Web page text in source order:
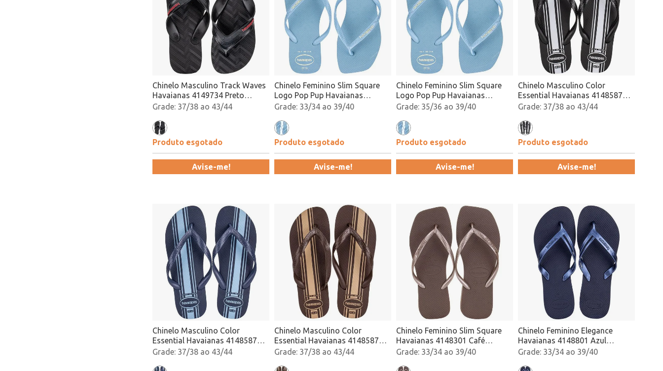
Chinelo Masculino Track Waves
Havaianas 4149734 Preto
Atacado37/38 ao 43/44
Produto esgotado
Avise-me!
Chinelo Feminino Slim Square
Logo Pop Pup Havaianas
4148959 Azul Atacado
33/34 ao 39/40
Produto esgotado
Avise-me!
Chinelo Feminino Slim Square
Logo Pop Pup Havaianas
4148959 Azul Atacado
35/36 ao 39/40
Produto esgotado
Avise-me!
Chinelo Masculino Color
Essential Havaianas 4148587
Preto/Cinza Atacado
37/38 ao 43/44
Produto esgotado
Avise-me!
Chinelo Masculino Color
Essential Havaianas 4148587
Marinho Atacado
37/38 ao 43/44
Chinelo Masculino Color
Essential Havaianas 4148587
Café Atacado37/38 ao 43/44
Chinelo Feminino Slim Square
Havaianas 4148301 Café
Atacado33/34 ao 39/40
Chinelo Feminino Elegance
Havaianas 4148801 Azul
Atacado33/34 ao 39/40